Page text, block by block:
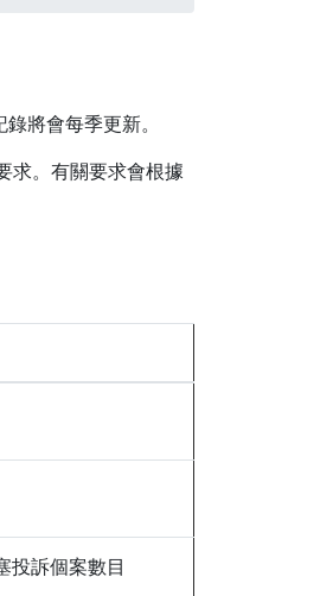
將會每季更新。
求。有關要求會根據
投訴個案數目